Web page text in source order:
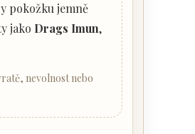
pokožku jemně
jako Drags Imun,
nevolnost nebo